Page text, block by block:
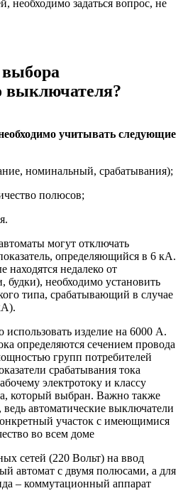
необходимо задаться вопрос, не
выключателя?
учитывать следующие
номинальный, срабатывания);
полюсов;
могут отключать
определяющийся в 6 кА.
находятся недалеко от
будки), необходимо установить
типа, срабатывающий в случае
изделие на 6000 А.
определяются сечением провода
групп потребителей
срабатывания тока
электротоку и классу
который выбран. Важно также
ведь автоматические выключатели
участок с имеющимися
во всем доме
сетей (220 Вольт) на ввод
автомат с двумя полюсами, а для
– коммутационный аппарат